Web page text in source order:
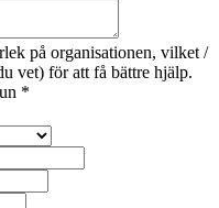
på organisationen, vilket /
vet) för att få bättre hjälp.
*